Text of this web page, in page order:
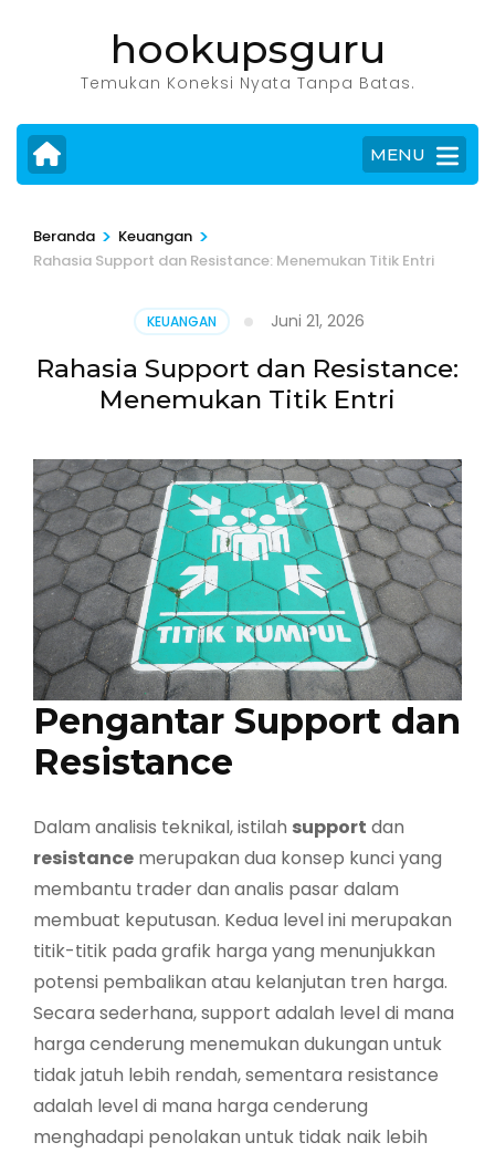
Enter)
hookupsguru
Temukan Koneksi Nyata Tanpa Batas.
MENU
Beranda > Keuangan >
Rahasia Support dan Resistance: Menemukan Titik Entri
KEUANGAN Juni 21, 2026
Rahasia Support dan Resistance:
Menemukan Titik Entri
Pengantar Support dan
Resistance
Dalam analisis teknikal, istilah support dan
resistance merupakan dua konsep kunci yang
membantu trader dan analis pasar dalam
membuat keputusan. Kedua level ini merupakan
titik-titik pada grafik harga yang menunjukkan
potensi pembalikan atau kelanjutan tren harga.
Secara sederhana, support adalah level di mana
harga cenderung menemukan dukungan untuk
tidak jatuh lebih rendah, sementara resistance
adalah level di mana harga cenderung
menghadapi penolakan untuk tidak naik lebih